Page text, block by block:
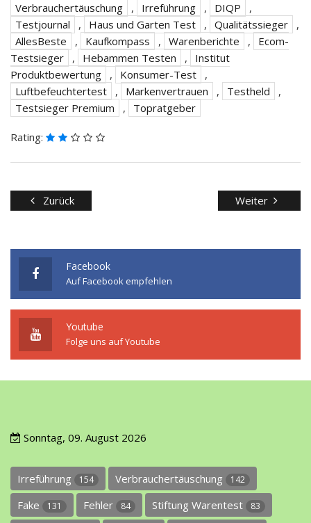
Verbrauchertäuschung
, Irreführung , DIQP
,
Testjournal
, Haus und Garten Test , Qualitätssieger
,
AllesBeste
, Kaufkompass , Warenberichte ,
Ecom-
Testsieger
, Hebammen Testen ,
Institut
Produktbewertung
, Konsumer-Test
,
Luftbefeuchtertest
, Markenvertrauen , Testheld
,
Testsieger Premium
, Topratgeber
Rating:
Zurück Weiter
Facebook
Auf Facebook empfehlen
Youtube
Folge uns auf Youtube
Sonntag, 09. August 2026
Irreführung 154 Verbrauchertäuschung 142
Fake 131 Fehler 84 Stiftung Warentest 83